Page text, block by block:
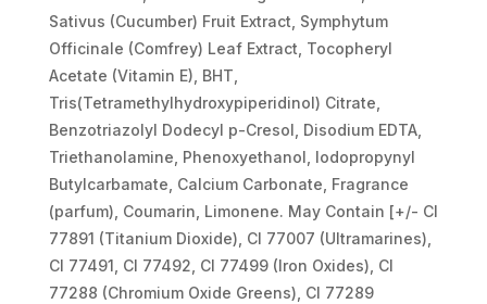
Sativus (Cucumber) Fruit Extract, Symphytum
Officinale (Comfrey) Leaf Extract, Tocopheryl
Acetate (Vitamin E), BHT,
Tris(Tetramethylhydroxypiperidinol) Citrate,
Benzotriazolyl Dodecyl p-Cresol, Disodium EDTA,
Triethanolamine, Phenoxyethanol, Iodopropynyl
Butylcarbamate, Calcium Carbonate, Fragrance
(parfum), Coumarin, Limonene. May Contain [+/- CI
77891 (Titanium Dioxide), CI 77007 (Ultramarines),
CI 77491, CI 77492, CI 77499 (Iron Oxides), CI
77288 (Chromium Oxide Greens), CI 77289